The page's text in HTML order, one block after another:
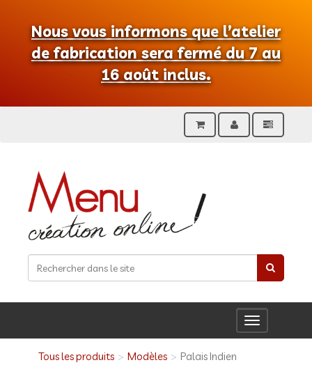
Nous vous informons que l’atelier
de fabrication sera fermé du 7 au
16 août inclus.
Toggle
navigation
Tous les produits
Modèles Palais Indien